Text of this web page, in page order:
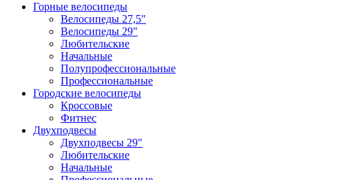
Горные велосипеды
Велосипеды 27,5"
Велосипеды 29"
Любительские
Начальные
Полупрофессиональные
Профессиональные
Городские велосипеды
Кроссовые
Фитнес
Двухподвесы
Двухподвесы 29"
Любительские
Начальные